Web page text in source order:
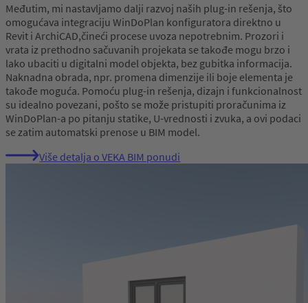
Međutim, mi nastavljamo dalji razvoj naših plug-in rešenja, što
omogućava integraciju WinDoPlan konfiguratora direktno u
Revit i ArchiCAD,čineći procese uvoza nepotrebnim. Prozori i
vrata iz prethodno sačuvanih projekata se takođe mogu brzo i
lako ubaciti u digitalni model objekta, bez gubitka informacija.
Naknadna obrada, npr. promena dimenzije ili boje elementa je
takođe moguća. Pomoću plug-in rešenja, dizajn i funkcionalnost
su idealno povezani, pošto se može pristupiti proračunima iz
WinDoPlan-a po pitanju statike, U-vrednosti i zvuka, a ovi podaci
se zatim automatski prenose u BIM model.
Više detalja o VEKA BIM ponudi